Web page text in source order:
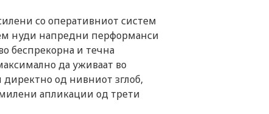
со оперативниот систем
нуди напредни перформанси
беспрекорна и течна
да уживаат во
од нивниот зглоб,
апликации од трети